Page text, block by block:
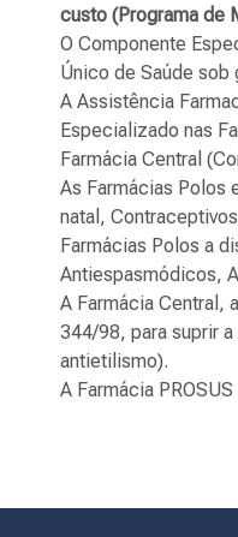
custo (Programa de
O Componente
Único de Saúde
A Assistência
Especializado nas
Farmácia Central
As Farmácias Polos
natal,
Farmácias Polos a
Antiespasmódicos,
A Farmácia Central,
344/98, para suprir
antietilismo).
A Farmácia